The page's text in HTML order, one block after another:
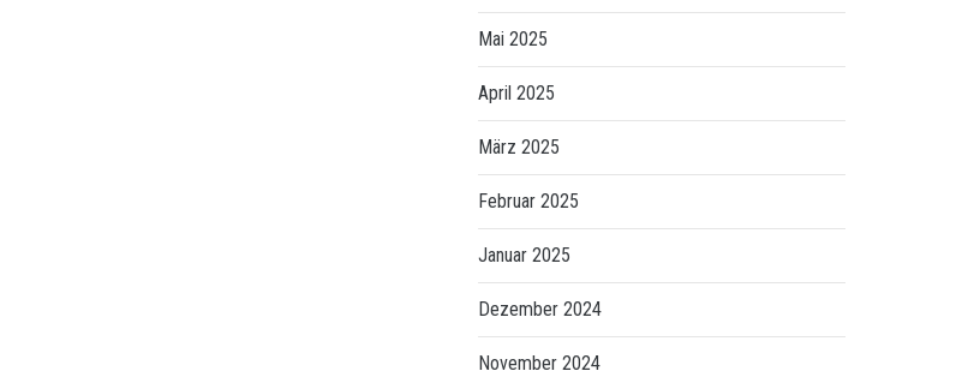
Mai 2025
April 2025
März 2025
Februar 2025
Januar 2025
Dezember 2024
November 2024